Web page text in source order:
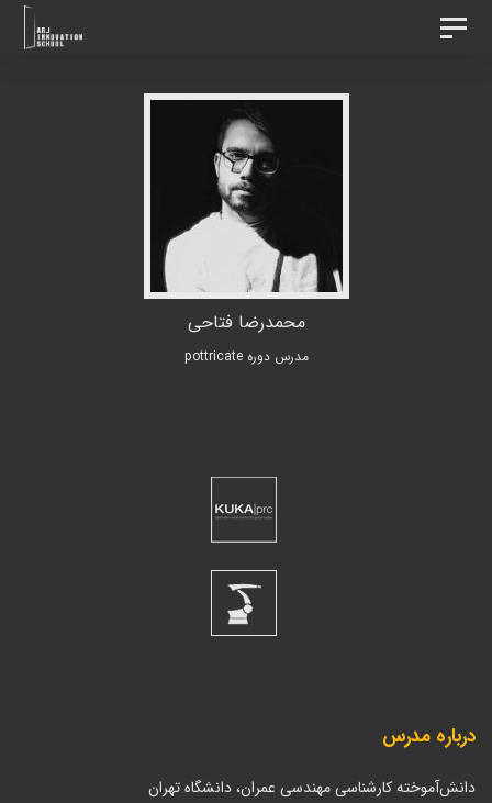
رد
پرش
تغییر
محمدرضا فتاحی
مدرس دوره pottricate
درباره مدرس
دانش‌آموخته کارشناسی مهندسی عمران، دانشگاه تهران